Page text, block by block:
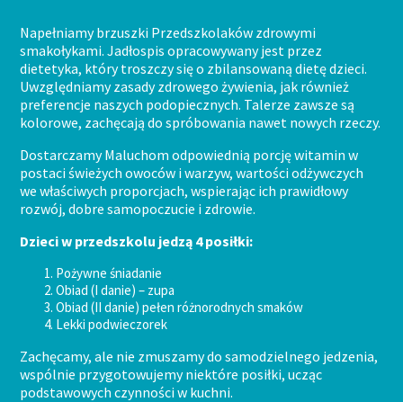
Napełniamy brzuszki Przedszkolaków zdrowymi
smakołykami. Jadłospis opracowywany jest przez
dietetyka, który troszczy się o zbilansowaną dietę dzieci.
Uwzględniamy zasady zdrowego żywienia, jak również
preferencje naszych podopiecznych. Talerze zawsze są
kolorowe, zachęcają do spróbowania nawet nowych rzeczy.
Dostarczamy Maluchom odpowiednią porcję witamin w
postaci świeżych owoców i warzyw, wartości odżywczych
we właściwych proporcjach, wspierając ich prawidłowy
rozwój, dobre samopoczucie i zdrowie.
Dzieci w przedszkolu jedzą 4 posiłki:
Pożywne śniadanie
Obiad (I danie) – zupa
Obiad (II danie) pełen różnorodnych smaków
Lekki podwieczorek
Zachęcamy, ale nie zmuszamy do samodzielnego jedzenia,
wspólnie przygotowujemy niektóre posiłki, ucząc
podstawowych czynności w kuchni.